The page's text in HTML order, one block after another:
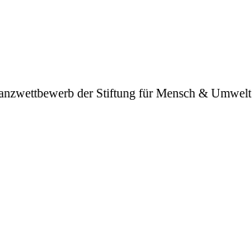
der Stiftung für Mensch & Umwelt